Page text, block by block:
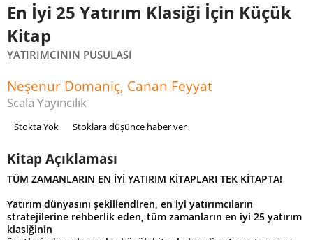
En İyi 25 Yatırım Klasiği İçin Küçük
Kitap
YATIRIMCININ PUSULASI
Neşenur Domaniç, Canan Feyyat
Scala Yayıncılık
Stokta Yok Stoklara düşünce haber ver
Kitap Açıklaması
TÜM ZAMANLARIN EN İYİ YATIRIM KİTAPLARI TEK KİTAPTA!
Yatırım dünyasını şekillendiren, en iyi yatırımcıların
stratejilerine rehberlik eden, tüm zamanların en iyi 25 yatırım
klasiğinin